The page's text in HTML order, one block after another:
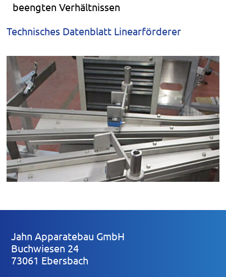
beengten Verhältnissen
Technisches Datenblatt Linearförderer
Jahn Apparatebau GmbH
Buchwiesen 24
73061 Ebersbach